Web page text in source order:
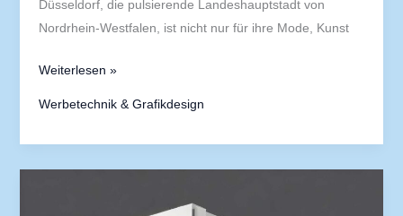
Düsseldorf, die pulsierende Landeshauptstadt von
Nordrhein-Westfalen, ist nicht nur für ihre Mode, Kunst
Weiterlesen »
Werbetechnik & Grafikdesign